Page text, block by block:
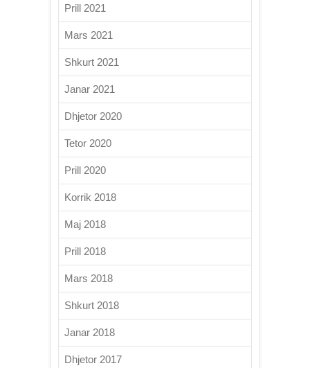
Prill 2021
Mars 2021
Shkurt 2021
Janar 2021
Dhjetor 2020
Tetor 2020
Prill 2020
Korrik 2018
Maj 2018
Prill 2018
Mars 2018
Shkurt 2018
Janar 2018
Dhjetor 2017